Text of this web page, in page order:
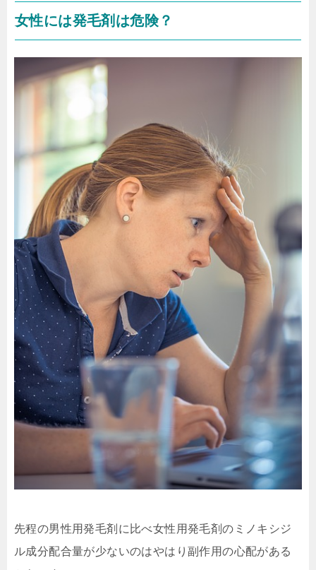
女性には発毛剤は危険？
先程の男性用発毛剤に比べ女性用発毛剤のミノキシジ
ル成分配合量が少ないのはやはり副作用の心配がある